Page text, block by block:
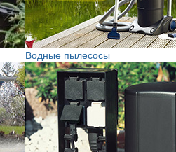
Водные пылесосы